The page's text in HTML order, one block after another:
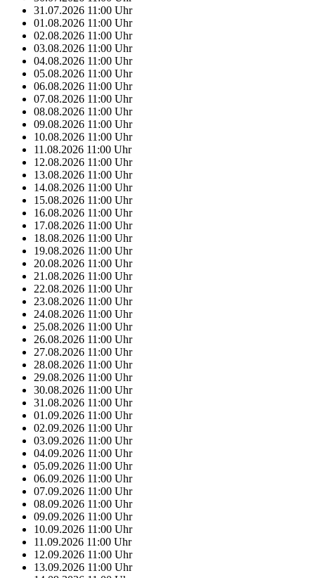
31.07.2026 11:00 Uhr
01.08.2026 11:00 Uhr
02.08.2026 11:00 Uhr
03.08.2026 11:00 Uhr
04.08.2026 11:00 Uhr
05.08.2026 11:00 Uhr
06.08.2026 11:00 Uhr
07.08.2026 11:00 Uhr
08.08.2026 11:00 Uhr
09.08.2026 11:00 Uhr
10.08.2026 11:00 Uhr
11.08.2026 11:00 Uhr
12.08.2026 11:00 Uhr
13.08.2026 11:00 Uhr
14.08.2026 11:00 Uhr
15.08.2026 11:00 Uhr
16.08.2026 11:00 Uhr
17.08.2026 11:00 Uhr
18.08.2026 11:00 Uhr
19.08.2026 11:00 Uhr
20.08.2026 11:00 Uhr
21.08.2026 11:00 Uhr
22.08.2026 11:00 Uhr
23.08.2026 11:00 Uhr
24.08.2026 11:00 Uhr
25.08.2026 11:00 Uhr
26.08.2026 11:00 Uhr
27.08.2026 11:00 Uhr
28.08.2026 11:00 Uhr
29.08.2026 11:00 Uhr
30.08.2026 11:00 Uhr
31.08.2026 11:00 Uhr
01.09.2026 11:00 Uhr
02.09.2026 11:00 Uhr
03.09.2026 11:00 Uhr
04.09.2026 11:00 Uhr
05.09.2026 11:00 Uhr
06.09.2026 11:00 Uhr
07.09.2026 11:00 Uhr
08.09.2026 11:00 Uhr
09.09.2026 11:00 Uhr
10.09.2026 11:00 Uhr
11.09.2026 11:00 Uhr
12.09.2026 11:00 Uhr
13.09.2026 11:00 Uhr